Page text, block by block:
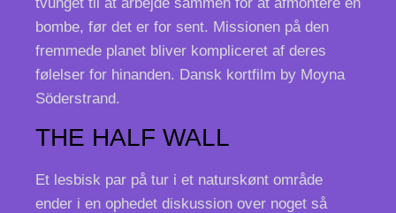
bombe, før det er for sent. Missionen på den
fremmede planet bliver kompliceret af deres
følelser for hinanden. Dansk kortfilm by Moyna
Söderstrand.
THE HALF WALL
Et lesbisk par på tur i et naturskønt område
ender i en ophedet diskussion over noget så